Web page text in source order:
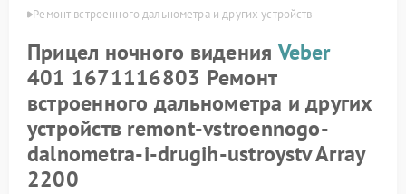
Ремонт встроенного дальнометра и других устройств
Прицел ночного видения Veber
401 1671116803 Ремонт
встроенного дальнометра и других
устройств remont-vstroennogo-
dalnometra-i-drugih-ustroystv Array
2200